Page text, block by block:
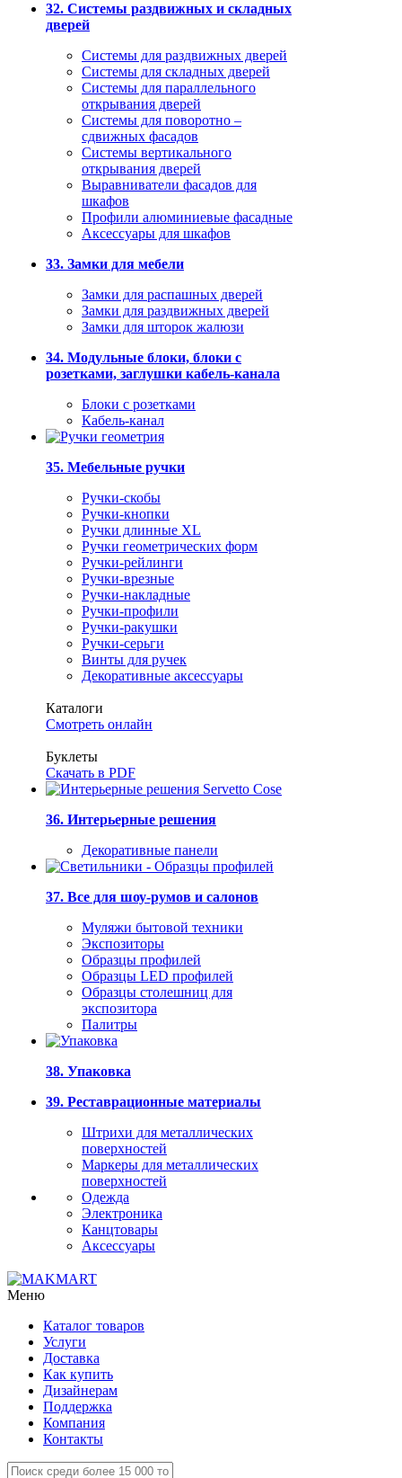
32. Системы раздвижных и складных
дверей
Системы для раздвижных дверей
Системы для складных дверей
Системы для параллельного
открывания дверей
Системы для поворотно –
сдвижных фасадов
Системы вертикального
открывания дверей
Выравниватели фасадов для
шкафов
Профили алюминиевые фасадные
Аксессуары для шкафов
33. Замки для мебели
Замки для распашных дверей
Замки для раздвижных дверей
Замки для шторок жалюзи
34. Модульные блоки, блоки с
розетками, заглушки кабель-канала
Блоки с розетками
Кабель-канал
35. Мебельные ручки
Ручки-скобы
Ручки-кнопки
Ручки длинные XL
Ручки геометрических форм
Ручки-рейлинги
Ручки-врезные
Ручки-накладные
Ручки-профили
Ручки-ракушки
Ручки-серьги
Винты для ручек
Декоративные аксессуары
Каталоги
Смотреть онлайн
Буклеты
Скачать в PDF
36. Интерьерные решения
Декоративные панели
37. Все для шоу-румов и салонов
Муляжи бытовой техники
Экспозиторы
Образцы профилей
Образцы LED профилей
Образцы столешниц для
экспозитора
Палитры
38. Упаковка
39. Реставрационные материалы
Штрихи для металлических
поверхностей
Маркеры для металлических
поверхностей
Одежда
Электроника
Канцтовары
Аксессуары
Меню
Каталог товаров
Услуги
Доставка
Как купить
Дизайнерам
Поддержка
Компания
Контакты